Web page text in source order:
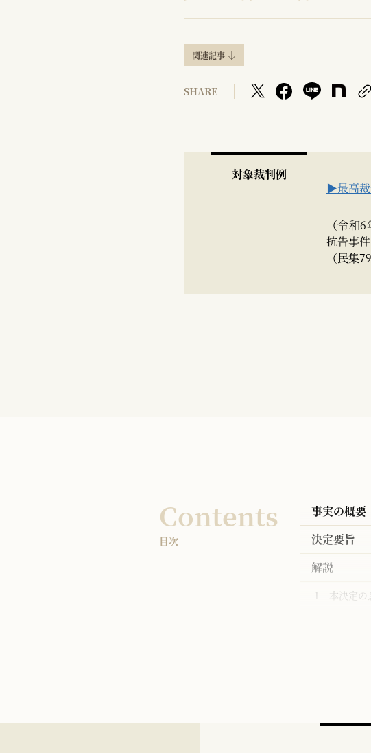
関連記事
SHARE
対象裁判例
▶最高裁
（令和
抗告事件
（民集
Contents
目次
事実の概要
決定要旨
解説
1 本決定の
2 民法709
⑷